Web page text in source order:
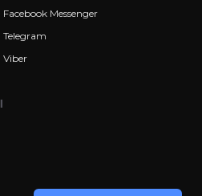
Messenger
Viber